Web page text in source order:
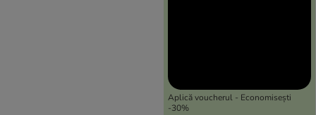
Aplică voucherul - Economisești
-30%